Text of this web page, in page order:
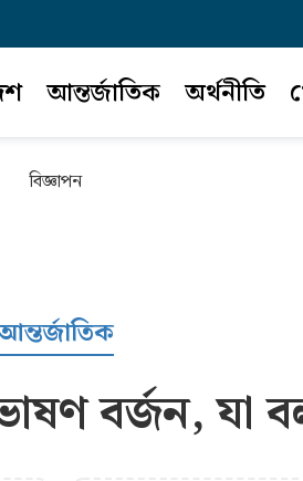
আন্তর্জাতিক অর্থনীতি
বিজ্ঞাপন
বর্জন, যা